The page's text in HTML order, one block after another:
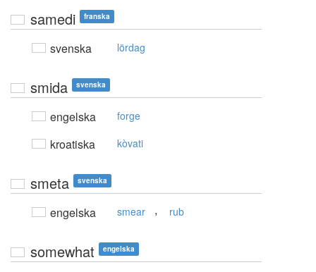
samedi franska
svenska lördag
smida svenska
engelska forge
kroatiska kòvati
smeta svenska
engelska smear , rub
somewhat engelska